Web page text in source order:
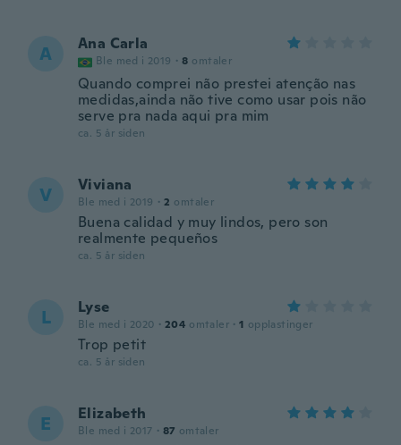
A Ana Carla
Ble med i 2019 · 8 omtaler
Quando comprei não prestei atenção nas
medidas,ainda não tive como usar pois não
serve pra nada aqui pra mim
ca. 5 år siden
V Viviana
Ble med i 2019 · 2 omtaler
Buena calidad y muy lindos, pero son
realmente pequeños
ca. 5 år siden
L Lyse
Ble med i 2020 · 204 omtaler · 1 opplastinger
Trop petit
ca. 5 år siden
E Elizabeth
Ble med i 2017 · 87 omtaler